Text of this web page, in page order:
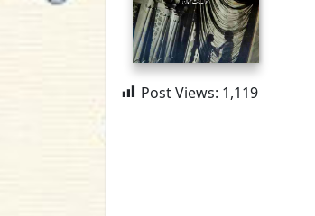
Post Views: 1,119